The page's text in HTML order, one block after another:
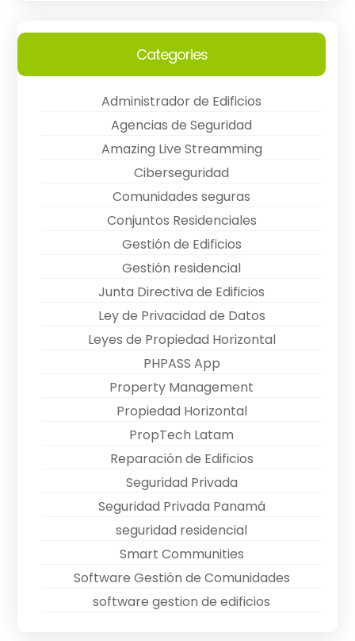
Categories
Administrador de Edificios
Agencias de Seguridad
Amazing Live Streamming
Ciberseguridad
Comunidades seguras
Conjuntos Residenciales
Gestión de Edificios
Gestión residencial
Junta Directiva de Edificios
Ley de Privacidad de Datos
Leyes de Propiedad Horizontal
PHPASS App
Property Management
Propiedad Horizontal
PropTech Latam
Reparación de Edificios
Seguridad Privada
Seguridad Privada Panamá
seguridad residencial
Smart Communities
Software Gestión de Comunidades
software gestion de edificios